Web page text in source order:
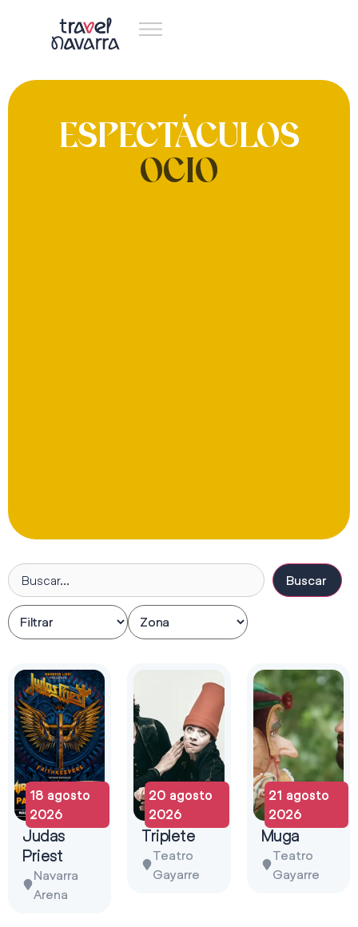
ESPECTÁCULOS
OCIO
Buscar
18 agosto
2026
Judas
Priest
Navarra
Arena
20 agosto
2026
Triplete
Teatro
Gayarre
21 agosto
2026
Muga
Teatro
Gayarre